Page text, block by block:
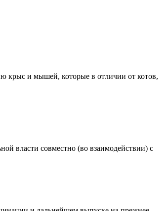
крыс и мышей, которые в отличии от котов,
власти совместно (во взаимодействии) с